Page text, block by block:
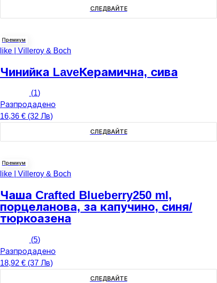
СЛЕДВАЙТЕ
Премиум
like | Villeroy & Boch
Чинийка LaveКерамична, сива
(1)
Разпродадено
16,36 € (32 Лв)
СЛЕДВАЙТЕ
Премиум
like | Villeroy & Boch
Чаша Crafted Blueberry250 ml,
порцеланова, за капучино, синя/
тюркоазена
(5)
Разпродадено
18,92 € (37 Лв)
СЛЕДВАЙТЕ